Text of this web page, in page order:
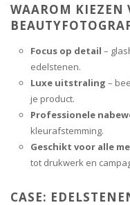
WAAROM KIEZEN
Focus op detail –
edelstenen.
Luxe uitstraling –
je product.
Professionele
kleurafstemming.
Geschikt voor alle
tot drukwerk en
CASE: